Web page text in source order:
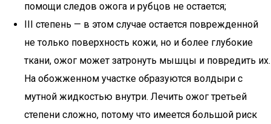
помощи следов ожога и рубцов не остается;
III степень — в этом случае остается поврежденной
не только поверхность кожи, но и более глубокие
ткани, ожог может затронуть мышцы и повредить их.
На обожженном участке образуются волдыри с
мутной жидкостью внутри. Лечить ожог третьей
степени сложно, потому что имеется большой риск